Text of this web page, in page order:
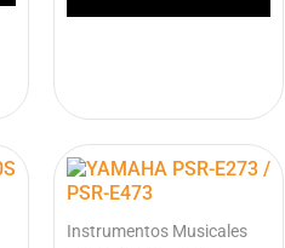
Instrumentos Musicales